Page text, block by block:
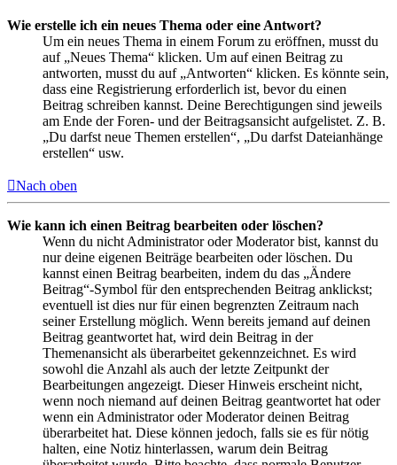
Wie erstelle ich ein neues Thema oder eine Antwort?
Um ein neues Thema in einem Forum zu eröffnen, musst du
auf „Neues Thema“ klicken. Um auf einen Beitrag zu
antworten, musst du auf „Antworten“ klicken. Es könnte sein,
dass eine Registrierung erforderlich ist, bevor du einen
Beitrag schreiben kannst. Deine Berechtigungen sind jeweils
am Ende der Foren- und der Beitragsansicht aufgelistet. Z. B.
„Du darfst neue Themen erstellen“, „Du darfst Dateianhänge
erstellen“ usw.
Nach oben
Wie kann ich einen Beitrag bearbeiten oder löschen?
Wenn du nicht Administrator oder Moderator bist, kannst du
nur deine eigenen Beiträge bearbeiten oder löschen. Du
kannst einen Beitrag bearbeiten, indem du das „Ändere
Beitrag“-Symbol für den entsprechenden Beitrag anklickst;
eventuell ist dies nur für einen begrenzten Zeitraum nach
seiner Erstellung möglich. Wenn bereits jemand auf deinen
Beitrag geantwortet hat, wird dein Beitrag in der
Themenansicht als überarbeitet gekennzeichnet. Es wird
sowohl die Anzahl als auch der letzte Zeitpunkt der
Bearbeitungen angezeigt. Dieser Hinweis erscheint nicht,
wenn noch niemand auf deinen Beitrag geantwortet hat oder
wenn ein Administrator oder Moderator deinen Beitrag
überarbeitet hat. Diese können jedoch, falls sie es für nötig
halten, eine Notiz hinterlassen, warum dein Beitrag